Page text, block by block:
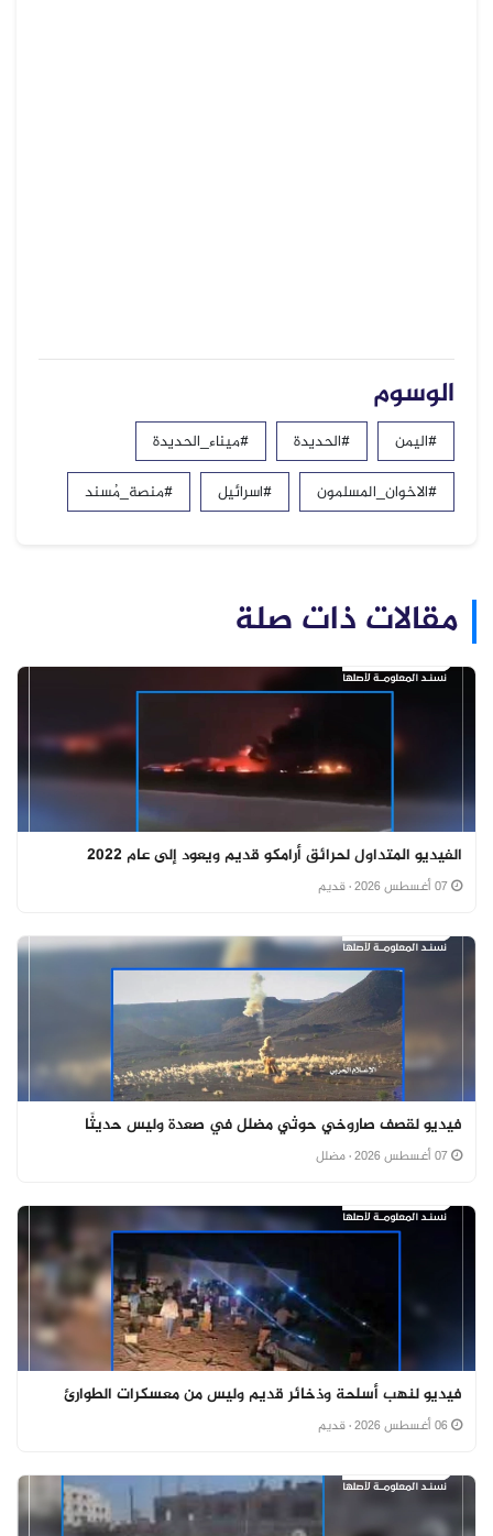
الوسوم
#اليمن #الحديدة
#ميناء_الحديدة
#الاخوان_المسلمون
#اسرائيل #منصة_مُسند
مقالات ذات صلة
الفيديو المتداول لحرائق أرامكو قديم ويعود إلى عام 2022
· قديم
فيديو لقصف صاروخي حوثي مضلل في صعدة وليس حديثًا
· مضلل
فيديو لنهب أسلحة وذخائر قديم وليس من معسكرات الطوارئ
· قديم